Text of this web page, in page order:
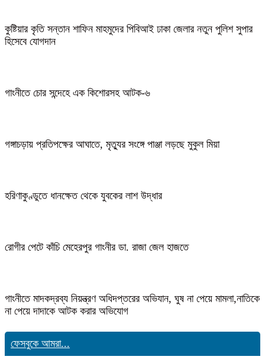
কুষ্টিয়ার কৃতি সন্তান শাফিন মাহমুদের পিবিআই ঢাকা জেলার নতুন পুলিশ সুপার
হিসেবে যোগদান
গাংনীতে চোর সন্দেহে এক কিশোরসহ আটক-৬
গঙ্গাচড়ায় প্রতিপক্ষের আঘাতে, মৃত্যুর সংঙ্গে পাঞ্জা লড়ছে মুকুল মিয়া
হরিণাকুণ্ডুতে ধানক্ষেত থেকে যুবকের লাশ উদ্ধার
রোগীর পেটে কাঁচি মেহেরপুর গাংনীর ডা. রাজা জেল হাজতে
গাংনীতে মাদকদ্রব্য নিয়ন্ত্রণ অধিদপ্তরের অভিযান, ঘুষ না পেয়ে মামলা,নাতিকে
না পেয়ে দাদাকে আটক করার অভিযোগ
ফেসবুকে আমরা...